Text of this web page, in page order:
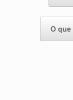
O que